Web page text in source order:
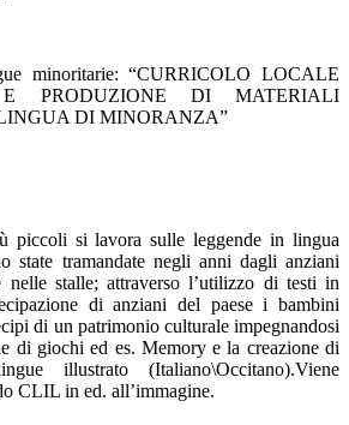
minoritarie:“CURRICOLO LOCALE
E PRODUZIONE DI MATERIALI
DI MINORANZA”
piccoli si lavora sulle leggende in lingua
state tramandate negli anni dagli anziani
nelle stalle; attraverso l’utilizzo di testi in
di anziani del paese i bambini
di un patrimonio culturale impegnandosi
di giochi ed es. Memory e la creazione di
illustrato (Italiano\Occitano).Viene
CLIL in ed. all’immagine.